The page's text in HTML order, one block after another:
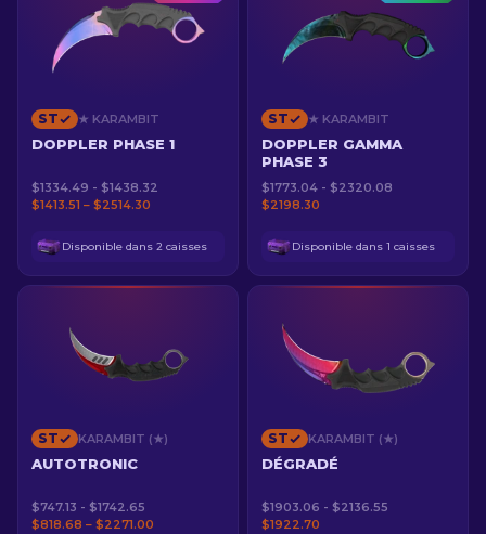
ST ★ KARAMBIT
DOPPLER PHASE 1
$1334.49 - $1438.32
$1413.51 – $2514.30
Disponible dans 2 caisses
ST ★ KARAMBIT
DOPPLER GAMMA
PHASE 3
$1773.04 - $2320.08
$2198.30
Disponible dans 1 caisses
ST KARAMBIT (★)
AUTOTRONIC
$747.13 - $1742.65
$818.68 – $2271.00
ST KARAMBIT (★)
DÉGRADÉ
$1903.06 - $2136.55
$1922.70